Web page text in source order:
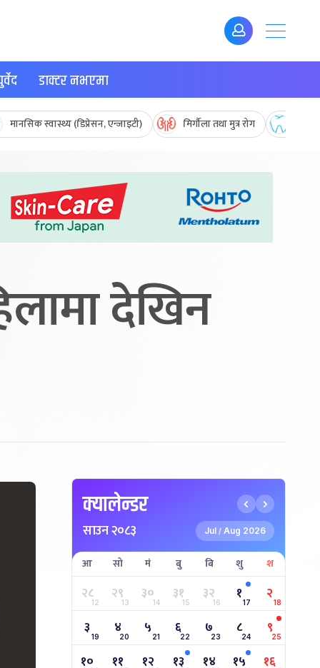
डाक्टर नभएमा
मानसिक स्वास्थ्य (डिप्रेसन, एन्जाइटी) मिर्गौला तथा मुत्र रोग
देखिन
क्यालेन्डर
साउन २०८३ Jul / Aug 2026
आ सो मं बु बि शु श
२८12 २९13 ३०14 ३१15 ३२16 १17 २18
३ 19 ४20 ५ 21 ६22 ७23 ८24 ९25
१० ११ १२ १३ १४ १५ १६